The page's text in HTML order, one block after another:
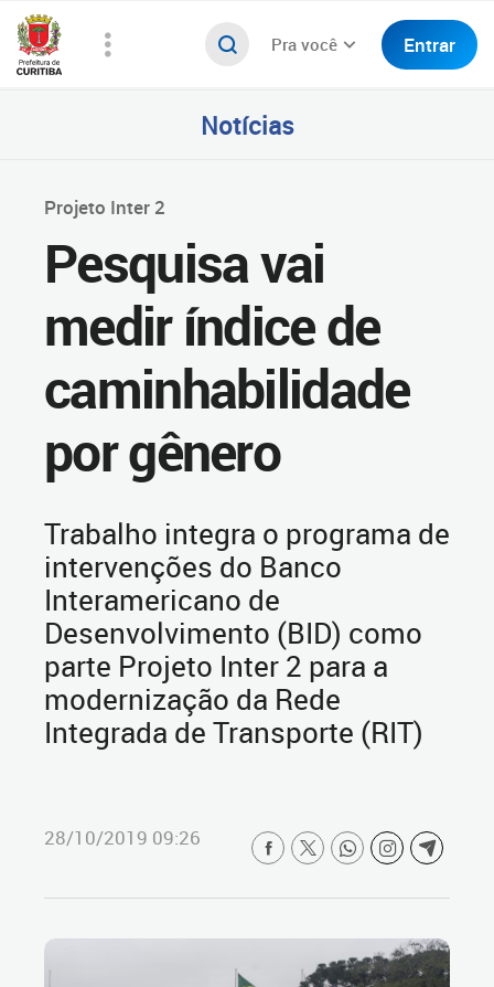
Pra você Entrar
Notícias
Projeto Inter 2
Pesquisa vai
medir índice de
caminhabilidade
por gênero
Trabalho integra o programa de
intervenções do Banco
Interamericano de
Desenvolvimento (BID) como
parte Projeto Inter 2 para a
modernização da Rede
Integrada de Transporte (RIT)
28/10/2019 09:26